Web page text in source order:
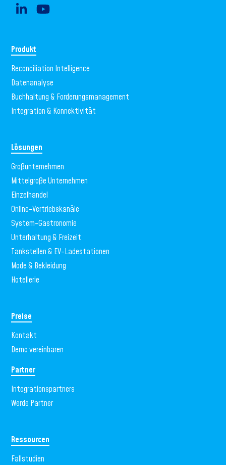
Produkt
Reconciliation Intelligence
Datenanalyse
Buchhaltung & Forderungsmanagement
Integration & Konnektivität
Lösungen
Großunternehmen
Mittelgroße Unternehmen
Einzelhandel
Online-Vertriebskanäle
System-Gastronomie
Unterhaltung & Freizeit
Tankstellen & EV-Ladestationen
Mode & Bekleidung
Hotellerie
Preise
Kontakt
Demo vereinbaren
Partner
Integrationspartners
Werde Partner
Ressourcen
Fallstudien